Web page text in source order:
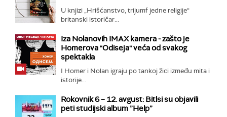
U knjizi „Hrišćanstvo, trijumf jedne religije“
britanski istoričar...
Iza Nolanovih IMAX kamera - zašto je
Homerova "Odiseja" veća od svakog
spektakla
I Homer i Nolan igraju po tankoj žici između mita i
istorije...
Rokovnik 6 – 12. avgust: Bitlsi su objavili
peti studijski album ”Help”